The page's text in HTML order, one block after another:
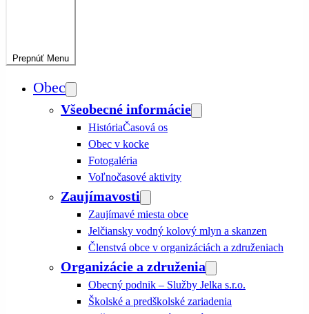
Prepnúť Menu
Obec
Všeobecné informácie
HistóriaČasová os
Obec v kocke
Fotogaléria
Voľnočasové aktivity
Zaujímavosti
Zaujímavé miesta obce
Jelčiansky vodný kolový mlyn a skanzen
Členstvá obce v organizáciách a združeniach
Organizácie a združenia
Obecný podnik – Služby Jelka s.r.o.
Školské a predškolské zariadenia